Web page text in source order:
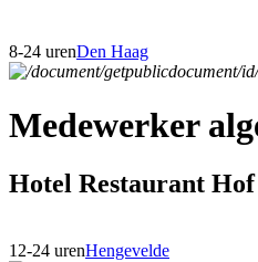
8-24 urenDen Haag
Medewerker
Hotel Restaurant Hof
12-24 urenHengevelde